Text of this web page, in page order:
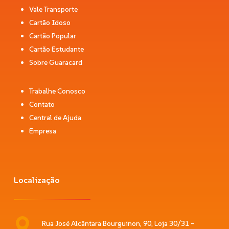
Vale Transporte
Cartão Idoso
Cartão Popular
Cartão Estudante
Sobre Guaracard
Trabalhe Conosco
Contato
Central de Ajuda
Empresa
Localização
Rua José Alcântara Bourguinon, 90, Loja 30/31 –